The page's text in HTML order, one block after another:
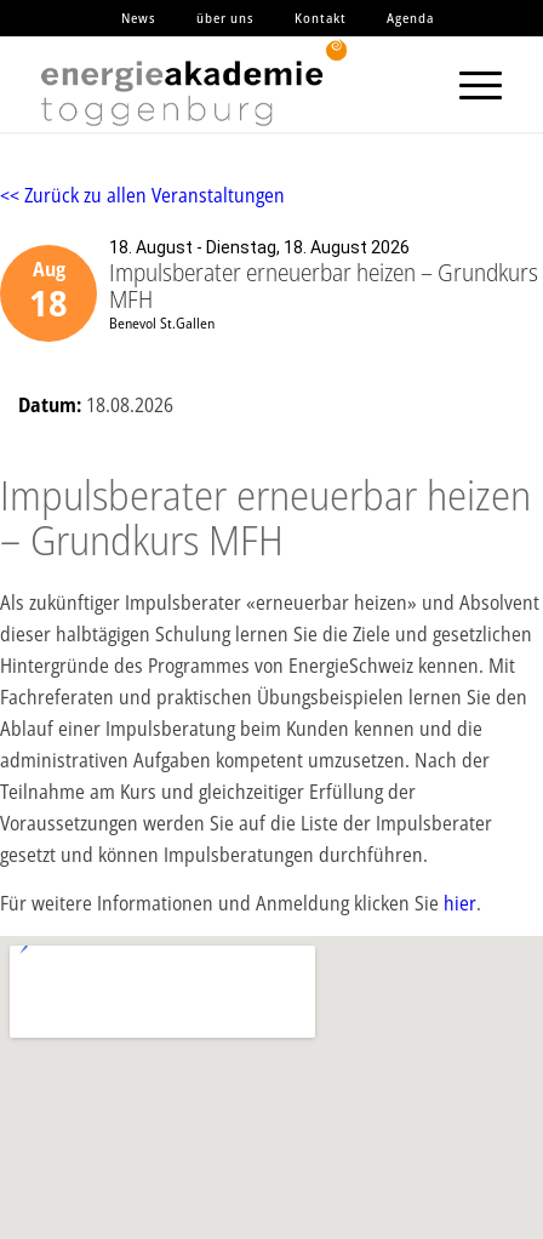
News über uns Kontakt Agenda
<< Zurück zu allen Veranstaltungen
Aug
18
18. August - Dienstag, 18. August 2026
Impulsberater erneuerbar heizen – Grundkurs
MFH
Benevol St.Gallen
Datum: 18.08.2026
Impulsberater erneuerbar heizen
– Grundkurs MFH
Als zukünftiger Impulsberater «erneuerbar heizen» und Absolvent
dieser halbtägigen Schulung lernen Sie die Ziele und gesetzlichen
Hintergründe des Programmes von EnergieSchweiz kennen. Mit
Fachreferaten und praktischen Übungsbeispielen lernen Sie den
Ablauf einer Impulsberatung beim Kunden kennen und die
administrativen Aufgaben kompetent umzusetzen. Nach der
Teilnahme am Kurs und gleichzeitiger Erfüllung der
Voraussetzungen werden Sie auf die Liste der Impulsberater
gesetzt und können Impulsberatungen durchführen.
Für weitere Informationen und Anmeldung klicken Sie hier.